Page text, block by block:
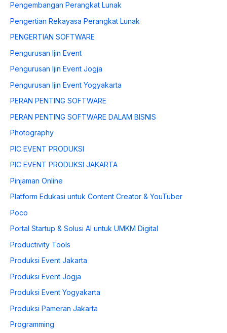
Pengembangan Perangkat Lunak
Pengertian Rekayasa Perangkat Lunak
PENGERTIAN SOFTWARE
Pengurusan Ijin Event
Pengurusan Ijin Event Jogja
Pengurusan Ijin Event Yogyakarta
PERAN PENTING SOFTWARE
PERAN PENTING SOFTWARE DALAM BISNIS
Photography
PIC EVENT PRODUKSI
PIC EVENT PRODUKSI JAKARTA
Pinjaman Online
Platform Edukasi untuk Content Creator & YouTuber
Poco
Portal Startup & Solusi AI untuk UMKM Digital
Productivity Tools
Produksi Event Jakarta
Produksi Event Jogja
Produksi Event Yogyakarta
Produksi Pameran Jakarta
Programming